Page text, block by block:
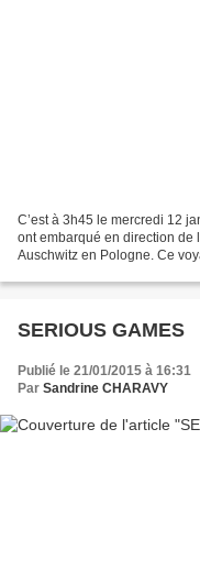
C’est à 3h45 le mercredi 12
ont embarqué en direction de
Auschwitz en Pologne. Ce
SERIOUS GAMES
Publié le 21/01/2015 à 16:31
Par Sandrine CHARAVY